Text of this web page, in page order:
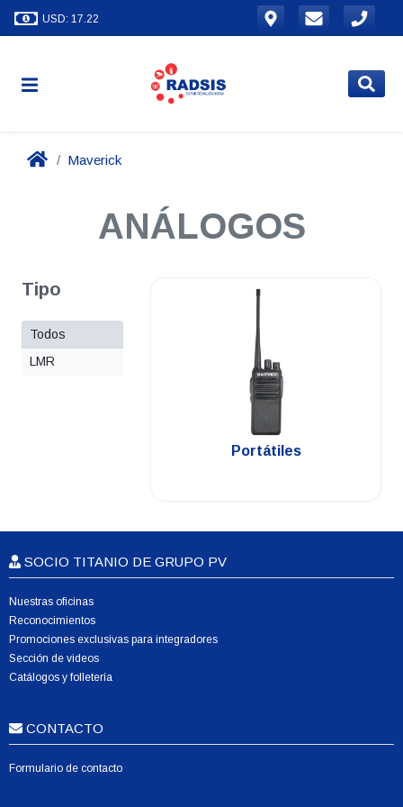
USD: 17.22
Maverick
ANÁLOGOS
Tipo
Todos
LMR
.
Portátiles
SOCIO TITANIO DE GRUPO PV
Nuestras oficinas
Reconocimientos
Promociones exclusivas para integradores
Sección de videos
Catálogos y folletería
CONTACTO
Formulario de contacto